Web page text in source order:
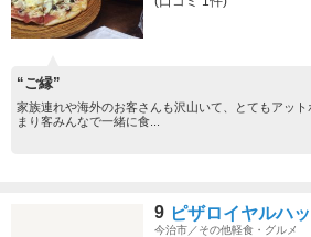
“ご縁”
家族連れや海外のお客さんも沢山いて、とてもアッ
まり客みんなで一緒に食...
9 ピザロイヤルハ
今治市／その他軽食・グルメ